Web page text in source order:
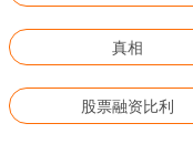
真相
股票融资比利